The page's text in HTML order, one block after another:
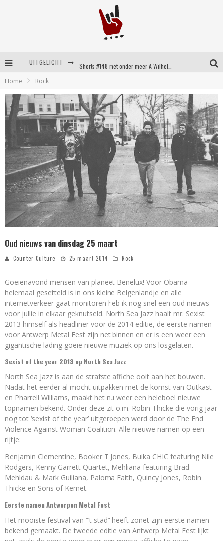
UITGELICHT
Britse emorockers van Basement maken tweede comeback met het indrukwekkende ‘Wired’
Home Rock
Oud nieuws van dinsdag 25 maart
Counter Culture 25 maart 2014 Rock
Goeienavond mensen van planeet Benelux! Voor Obama
helemaal gesetteld is in ons kleine Belgenlandje en alle
internetverkeer gaat monitoren heb ik nog snel een oud nieuws
voor jullie in elkaar geknutseld. North Sea Jazz haalt mr. Sexist
2013 himself als headliner voor de 2014 editie, de eerste namen
voor Antwerp Metal Fest zijn net binnen en er is een weer een
gigantische lading goeie nieuwe muziek op ons losgelaten.
Sexist of the year 2013 op North Sea Jazz
North Sea Jazz is aan de strafste affiche ooit aan het bouwen.
Nadat het eerder al mocht uitpakken met de komst van Outkast
en Pharrell Williams, maakt het nu weer een heleboel nieuwe
topnamen bekend. Onder deze zit o.m. Robin Thicke die vorig jaar
nog tot ‘sexist of the year’ uitgeroepen werd door de The End
Violence Against Woman Coalition. Alle nieuwe namen op een
rijtje:
Benjamin Clementine, Booker T Jones, Buika CHIC featuring Nile
Rodgers, Kenny Garrett Quartet, Mehliana featuring Brad
Mehldau & Mark Guiliana, Paloma Faith, Quincy Jones, Robin
Thicke en Sons of Kemet.
Eerste namen Antwerpen Metal Fest
Het mooiste festival van “’t stad” heeft zonet zijn eerste namen
bekend gemaakt. De tweede editie van Antwerp Metal Fest lijkt